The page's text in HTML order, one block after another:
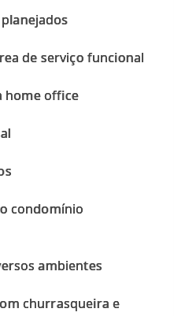
de serviço funcional
home office
condomínio
ambientes
churrasqueira e